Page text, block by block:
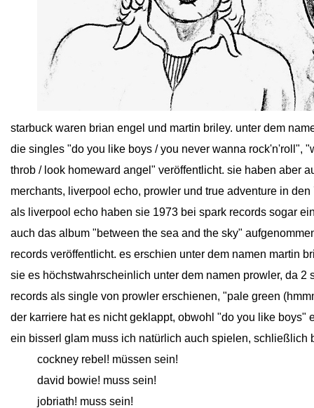
starbuck waren brian engel und martin briley. unter dem
die singles "do you like boys / you never wanna rock'n'roll",
throb / look homeward angel" veröffentlicht. sie haben aber
merchants, liverpool echo, prowler und true adventure in
als liverpool echo haben sie 1973 bei spark records sogar
auch das album "between the sea and the sky"
records veröffentlicht. es erschien unter dem namen martin
sie es höchstwahrscheinlich unter dem namen prowler, da
records als single von prowler erschienen, "pale green
der karriere hat es nicht geklappt, obwohl "do you like boys"
ein bisserl glam muss ich natürlich auch spielen, schließlich
cockney rebel! müssen sein!
david bowie! muss sein!
jobriath! muss sein!